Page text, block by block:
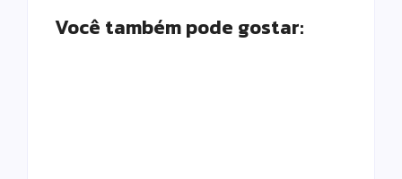
Você também pode gostar: